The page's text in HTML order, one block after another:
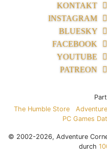
KONTAKT
INSTAGRAM
BLUESKY
FACEBOOK
YOUTUBE
PATREON
The Humble Store
PC Games
© 2002-2026, Adventure
durch